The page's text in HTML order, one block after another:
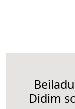
Didim